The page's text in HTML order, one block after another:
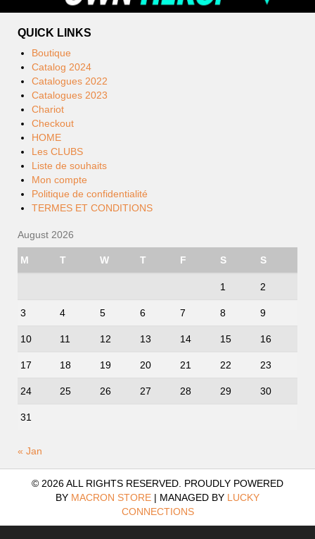
QUICK LINKS
Boutique
Catalog 2024
Catalogues 2022
Catalogues 2023
Chariot
Checkout
HOME
Les CLUBS
Liste de souhaits
Mon compte
Politique de confidentialité
TERMES ET CONDITIONS
August 2026
M T W T F S S
1 2
3 4 5 6 7 8 9
10 11 12 13 14 15 16
17 18 19 20 21 22 23
24 25 26 27 28 29 30
31
« Jan
© 2026 ALL RIGHTS RESERVED. PROUDLY POWERED
BY MACRON STORE | MANAGED BY LUCKY
CONNECTIONS